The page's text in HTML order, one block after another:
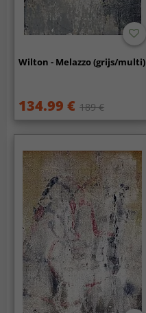
Wilton - Melazzo (grijs/multi)
134.99 € 189 €